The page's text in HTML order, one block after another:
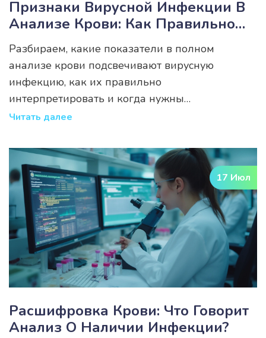
Признаки Вирусной Инфекции В
Анализе Крови: Как Правильно
Читать Результаты
Разбираем, какие показатели в полном
анализе крови подсвечивают вирусную
инфекцию, как их правильно
интерпретировать и когда нужны
дополнительные тесты.
Читать далее
17 Июл
Расшифровка Крови: Что Говорит
Анализ О Наличии Инфекции?